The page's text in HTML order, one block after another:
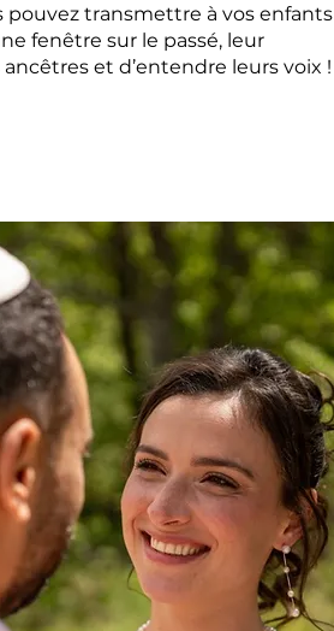
pouvez transmettre à vos enfants
fenêtre sur le passé, leur
et d’entendre leurs voix !